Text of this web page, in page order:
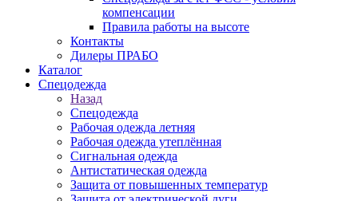
компенсации
Правила работы на высоте
Контакты
Дилеры ПРАБО
Каталог
Спецодежда
Назад
Спецодежда
Рабочая одежда летняя
Рабочая одежда утеплённая
Сигнальная одежда
Антистатическая одежда
Защита от повышенных температур